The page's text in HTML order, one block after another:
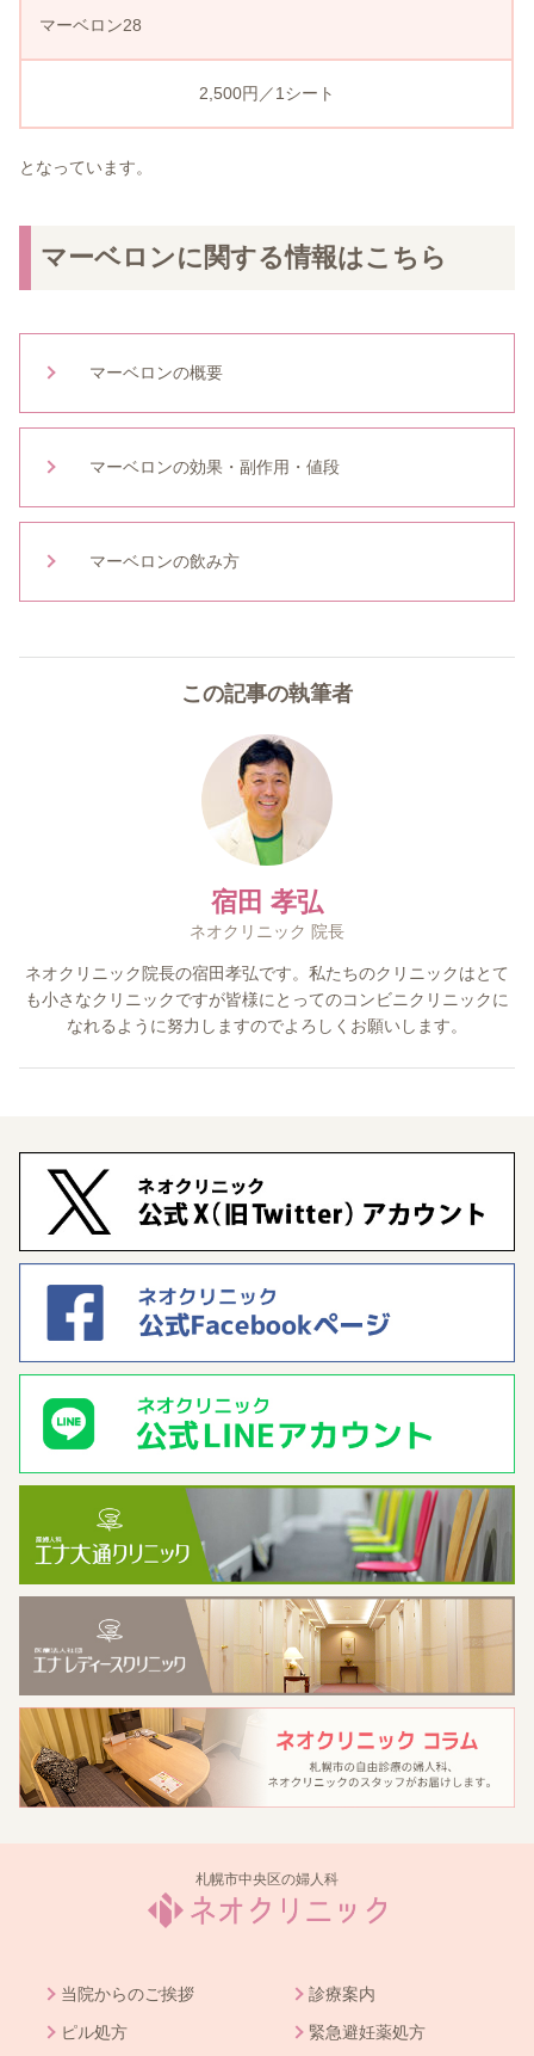
マーベロン28
2,500円／1シート
となっています。
マーベロンに関する情報はこちら
マーベロンの概要
マーベロンの効果・副作用・値段
マーベロンの飲み方
この記事の執筆者
宿田 孝弘
ネオクリニック 院長
ネオクリニック院長の宿田孝弘です。私たちのクリニックはとて
も小さなクリニックですが皆様にとってのコンビニクリニックに
なれるように努力しますのでよろしくお願いします。
札幌市中央区の婦人科
当院からのご挨拶
診療案内
ピル処方
緊急避妊薬処方